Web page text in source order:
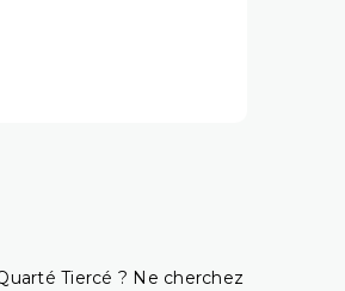
Tiercé ? Ne cherchez